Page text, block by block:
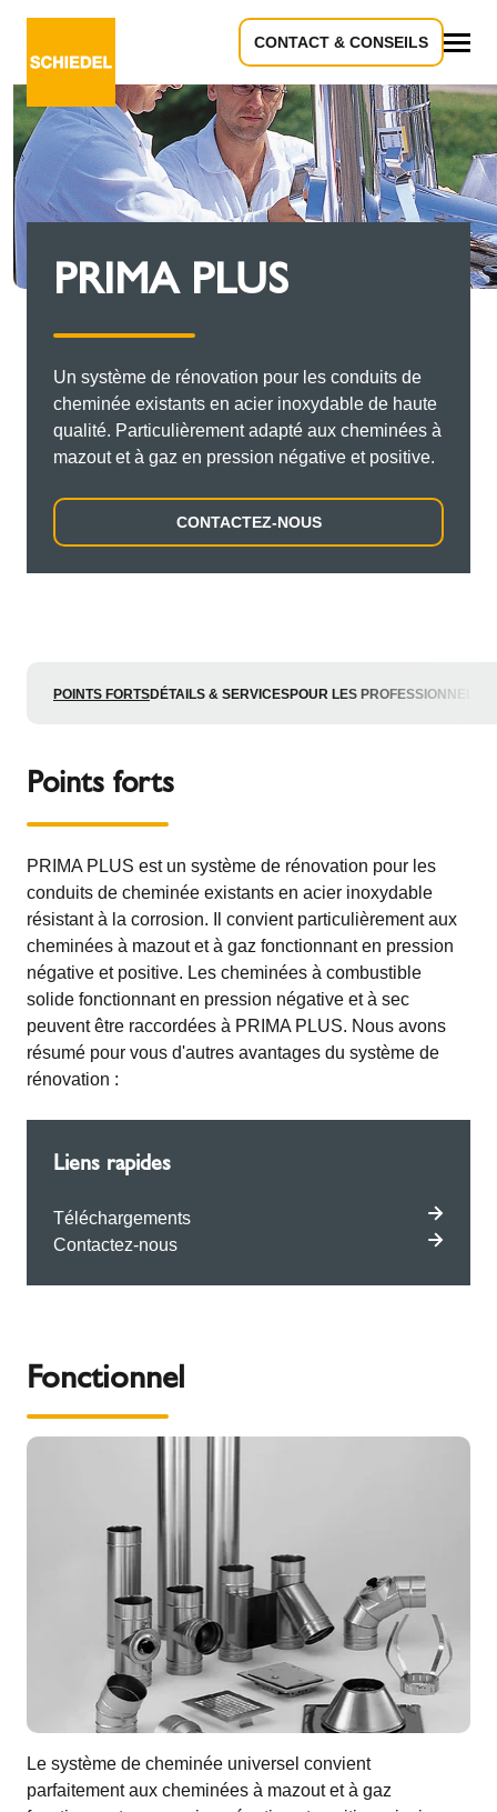
CONTACT & CONSEILS
PRIMA PLUS
Un système de rénovation pour les conduits de
cheminée existants en acier inoxydable de haute
qualité. Particulièrement adapté aux cheminées à
mazout et à gaz en pression négative et positive.
CONTACTEZ-NOUS
POINTS FORTSDÉTAILS & SERVICESPOUR LES PROFESSIONNELS
Points forts
PRIMA PLUS est un système de rénovation pour les
conduits de cheminée existants en acier inoxydable
résistant à la corrosion. Il convient particulièrement aux
cheminées à mazout et à gaz fonctionnant en pression
négative et positive. Les cheminées à combustible
solide fonctionnant en pression négative et à sec
peuvent être raccordées à PRIMA PLUS. Nous avons
résumé pour vous d'autres avantages du système de
rénovation :
Liens rapides
Téléchargements
Contactez-nous
Fonctionnel
Le système de cheminée universel convient
parfaitement aux cheminées à mazout et à gaz